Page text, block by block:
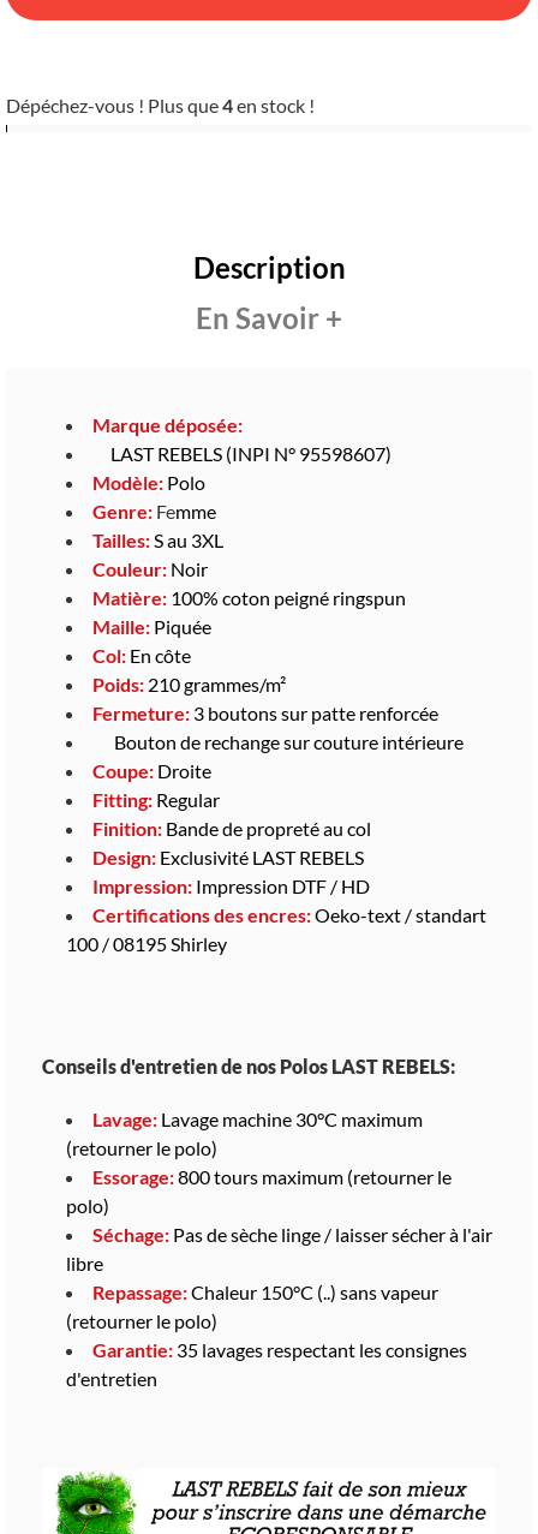
Dépéchez-vous ! Plus que4en stock !
Description
En Savoir +
Marque déposée:
LAST REBELS (INPI N° 95598607)
Modèle: Polo
Genre: Femme
Tailles:S au 3XL
Couleur: Noir
Matière: 100% coton peigné ringspun
Maille: Piquée
Col: En côte
Poids: 210 grammes/m²
Fermeture: 3 boutons sur patte renforcée
Bouton de rechange sur couture intérieure
Coupe: Droite
Fitting: Regular
Finition: Bande de propreté au col
Design: Exclusivité LAST REBELS
Impression: Impression DTF / HD
Certifications des encres:Oeko-text / standart
100 / 08195 Shirley
Conseils d'entretien de nos Polos LAST REBELS:
Lavage: Lavage machine 30°C maximum
(retourner le polo)
Essorage:800 tours maximum (retourner le
polo)
Séchage: Pas de sèche linge / laisser sécher à l'air
libre
Repassage:Chaleur 150°C (..) sans vapeur
(retourner le polo)
Garantie: 35 lavages respectant les consignes
d'entretien